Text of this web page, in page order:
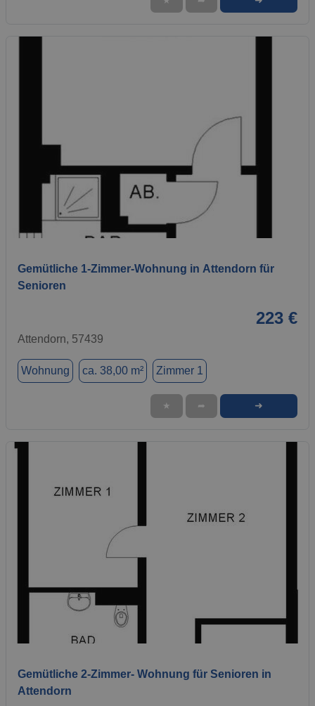
Gemütliche 1-Zimmer-Wohnung in Attendorn für
Senioren
223 €
Attendorn, 57439
Wohnung ca. 38,00 m² Zimmer 1
★ ➦ ➜
Gemütliche 2-Zimmer- Wohnung für Senioren in
Attendorn